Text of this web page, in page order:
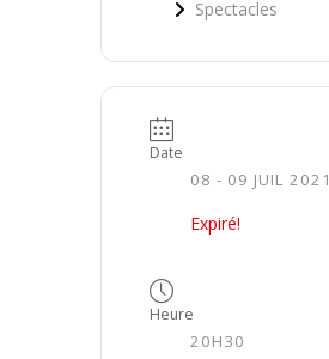
Spectacles
Date
08 - 09 JUIL 2021
Expiré!
Heure
20H30